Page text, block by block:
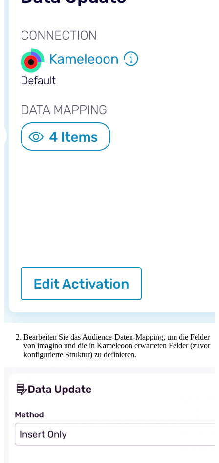
Bearbeiten Sie das Audience-Daten-Mapping, um die Felder
von imagino und die in Kameleoon erwarteten Felder (zuvor
konfigurierte Struktur) zu definieren.